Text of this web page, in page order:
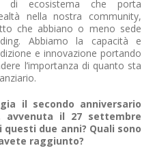
di ecosistema che porta
nella nostra community,
che abbiano o meno sede
Abbiamo la capacità e
e innovazione portando
l’importanza di quanto sta
il secondo anniversario
avvenuta il 27 settembre
questi due anni? Quali sono
raggiunto?